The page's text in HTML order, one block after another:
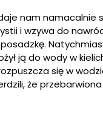
nam
i wzywa do
ją do wody w
się w
że